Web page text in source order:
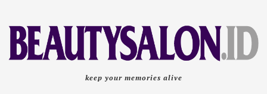
keep your memories alive